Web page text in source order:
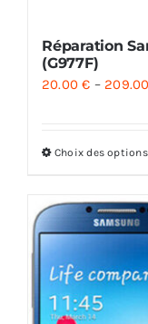
Réparation
(G977F)
20.00€ – 209.00
Choix des options